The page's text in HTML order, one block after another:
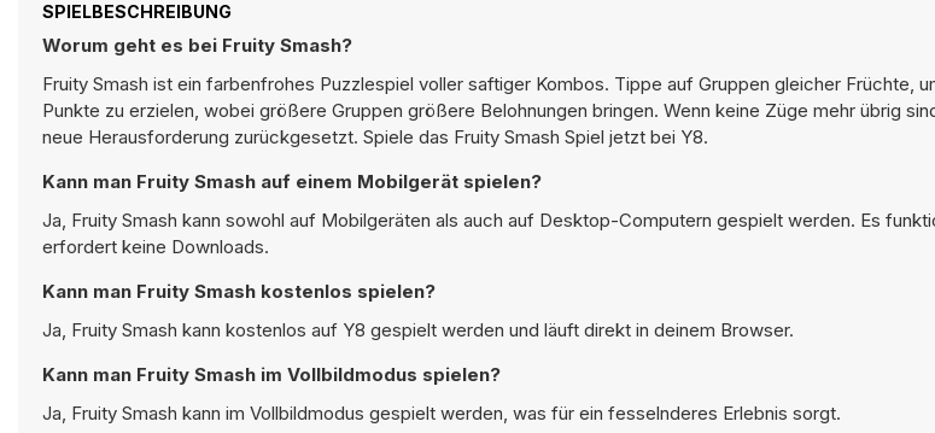
SPIELBESCHREIBUNG
Worum geht es bei Fruity Smash?
Fruity Smash ist ein farbenfrohes Puzzlespiel voller saftiger Kombos. Tippe auf Gruppen gleicher Früchte,
Punkte zu erzielen, wobei größere Gruppen größere Belohnungen bringen. Wenn keine Züge mehr übrig
neue Herausforderung zurückgesetzt. Spiele das Fruity Smash Spiel jetzt bei Y8.
Kann man Fruity Smash auf einem Mobilgerät spielen?
Ja, Fruity Smash kann sowohl auf Mobilgeräten als auch auf Desktop-Computern gespielt werden. Es
erfordert keine Downloads.
Kann man Fruity Smash kostenlos spielen?
Ja, Fruity Smash kann kostenlos auf Y8 gespielt werden und läuft direkt in deinem Browser.
Kann man Fruity Smash im Vollbildmodus spielen?
Ja, Fruity Smash kann im Vollbildmodus gespielt werden, was für ein fesselnderes Erlebnis sorgt.